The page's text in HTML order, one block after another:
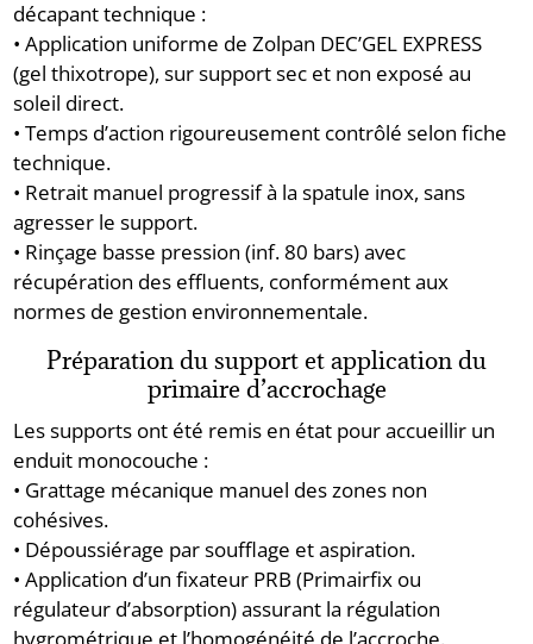
décapant technique :
• Application uniforme de Zolpan DEC’GEL EXPRESS
(gel thixotrope), sur support sec et non exposé au
soleil direct.
• Temps d’action rigoureusement contrôlé selon fiche
technique.
• Retrait manuel progressif à la spatule inox, sans
agresser le support.
• Rinçage basse pression (inf. 80 bars) avec
récupération des effluents, conformément aux
normes de gestion environnementale.
Préparation du support et application du
primaire d’accrochage
Les supports ont été remis en état pour accueillir un
enduit monocouche :
• Grattage mécanique manuel des zones non
cohésives.
• Dépoussiérage par soufflage et aspiration.
• Application d’un fixateur PRB (Primairfix ou
régulateur d’absorption) assurant la régulation
hygrométrique et l’homogénéité de l’accroche.